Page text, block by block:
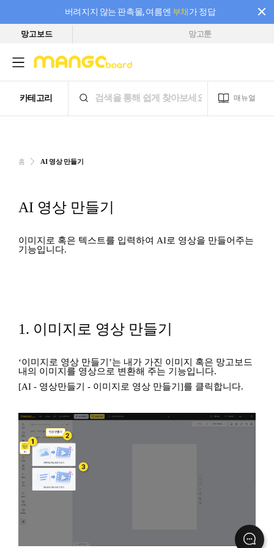
버려지지 않는 판촉물, 여름엔 부채가 정답
필요한 만큼 충전하고 끊김 없이 작업하세요! 새로워진 AI 부스터 요금제
망고보드 망고툰
홈 AI 영상 만들기
AI 영상 만들기
이미지로 혹은 텍스트를 입력하여 AI로 영상을 만들어주는
기능입니다.
1. 이미지로 영상 만들기
‘이미지로 영상 만들기’는 내가 가진 이미지 혹은 망고보드
내의 이미지를 영상으로 변환해 주는 기능입니다.
[AI - 영상만들기 - 이미지로 영상 만들기]를 클릭합니다.